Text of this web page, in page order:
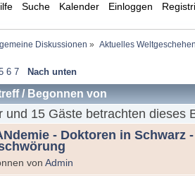
Suche Kalender Einloggen
Diskussionen » Aktuelles
6 7 Nach unten
/ Begonnen von
und 15 Gäste betrachten dieses
- Doktoren in Schwarz
von Admin